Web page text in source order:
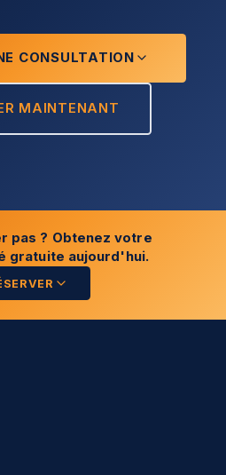
CONSULTATION
MAINTENANT
pas ? Obtenez votre
gratuite aujourd'hui.